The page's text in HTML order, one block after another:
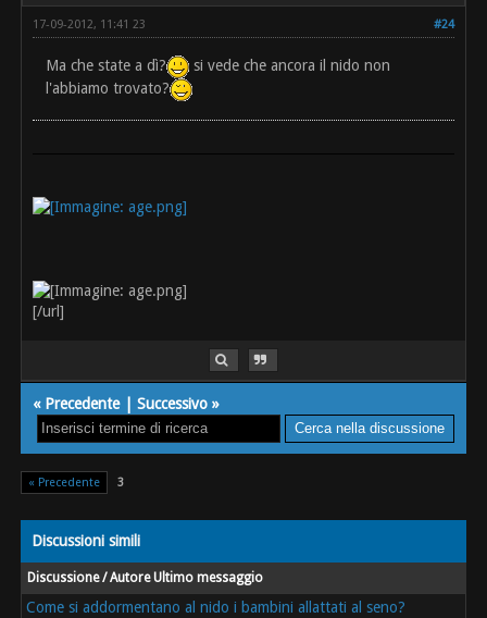
#24
17-09-2012, 11:41 23
Ma che state a dì?
si vede che ancora il nido non
l'abbiamo trovato?
[/url]
« Precedente|Successivo »
« Precedente 3
Discussioni simili
Discussione / Autore Ultimo messaggio
Come si addormentano al nido i bambini allattati al seno?